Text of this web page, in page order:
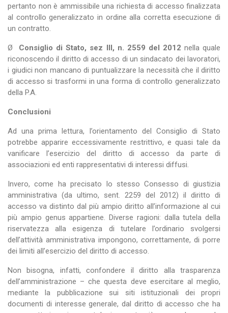
pertanto non è ammissibile una richiesta di accesso finalizzata
al controllo generalizzato in ordine alla corretta esecuzione di
un contratto.
Ø Consiglio di Stato, sez III, n. 2559 del 2012 nella quale
riconoscendo il diritto di accesso di un sindacato dei lavoratori,
i giudici non mancano di puntualizzare la necessità che il diritto
di accesso si trasformi in una forma di controllo generalizzato
della P.A.
Conclusioni
Ad una prima lettura, l’orientamento del Consiglio di Stato
potrebbe apparire eccessivamente restrittivo, e quasi tale da
vanificare l’esercizio del diritto di accesso da parte di
associazioni ed enti rappresentativi di interessi diffusi.
Invero, come ha precisato lo stesso Consesso di giustizia
amministrativa (da ultimo, sent. 2259 del 2012) il diritto di
accesso va distinto dal più ampio diritto all’informazione al cui
più ampio genus appartiene. Diverse ragioni: dalla tutela della
riservatezza alla esigenza di tutelare l’ordinario svolgersi
dell’attività amministrativa impongono, correttamente, di porre
dei limiti all’esercizio del diritto di accesso.
Non bisogna, infatti, confondere il diritto alla trasparenza
dell’amministrazione – che questa deve esercitare al meglio,
mediante la pubblicazione sui siti istituzionali dei propri
documenti di interesse generale, dal diritto di accesso che ha